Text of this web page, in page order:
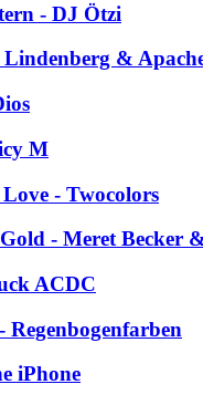
- DJ Ötzi
&
M
- Twocolors
- Meret Becker
ACDC
Regenbogenfarben
iPhone